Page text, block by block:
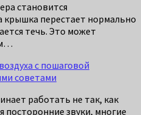
становится
крышка перестает нормально
течь. Это может
с пошаговой
советами
работать не так, как
посторонние звуки, многие